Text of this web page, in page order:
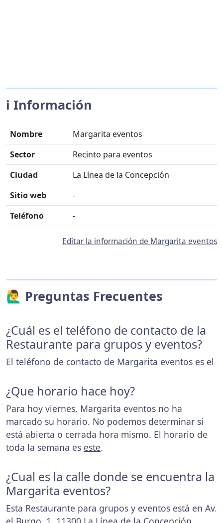
ℹ️ Información
Nombre
Margarita eventos
Sector
Recinto para eventos
Ciudad
La Línea de la Concepción
Sitio web
-
Teléfono
-
Editar la información de Margarita eventos
🙋‍♂️ Preguntas Frecuentes
¿Cuál es el teléfono de contacto de la
Restaurante para grupos y eventos?
El teléfono de contacto de Margarita eventos es el
¿Que horario hace hoy?
Para hoy viernes, Margarita eventos no ha
marcado su horario. No podemos determinar si
está abierta o cerrada hora mismo. El horario de
toda la semana es este.
¿Cual es la calle donde se encuentra la
Margarita eventos?
Esta Restaurante para grupos y eventos está en Av.